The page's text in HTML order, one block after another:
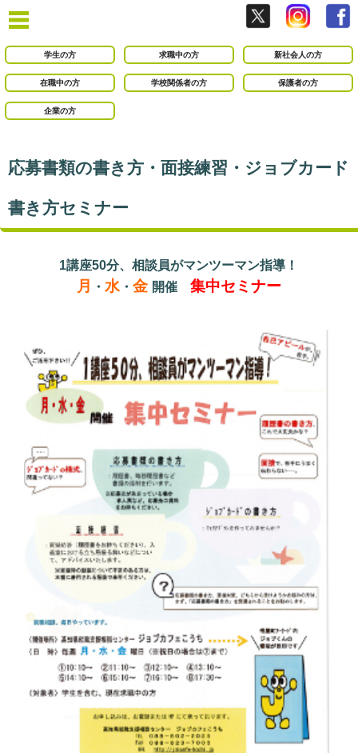
学生の方 求職中の方 新社会人の方
在職中の方 学校関係者の方 保護者の方
企業の方
応募書類の書き方・面接練習・ジョブカード
書き方セミナー
1講座50分、相談員がマンツーマン指導！
月 ・ 水・ 金 開催 集中セミナー